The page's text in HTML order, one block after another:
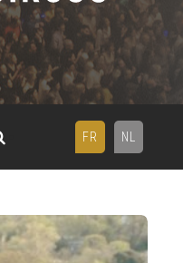
FR NL